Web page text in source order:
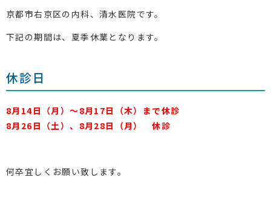
京都市右京区の内科、清水医院です。
下記の期間は、夏季休業となります。
休診日
8月14日（月）〜8月17日（木）まで休診
8月26日（土）、8月28日（月） 休診
何卒宜しくお願い致します。